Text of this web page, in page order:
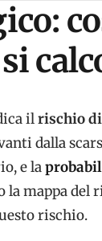
ilrischio
dalla
e la
la mappa del
rischio.